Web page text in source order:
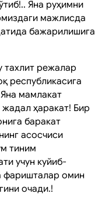
Яна руҳимни
мажлисда
бажарилишига
тахлит режалар
республикасига
мамлакат
ҳаракат! Бир
баракат
асосчиси
тиним
учун куйиб-
фаришталар омин
очади.!